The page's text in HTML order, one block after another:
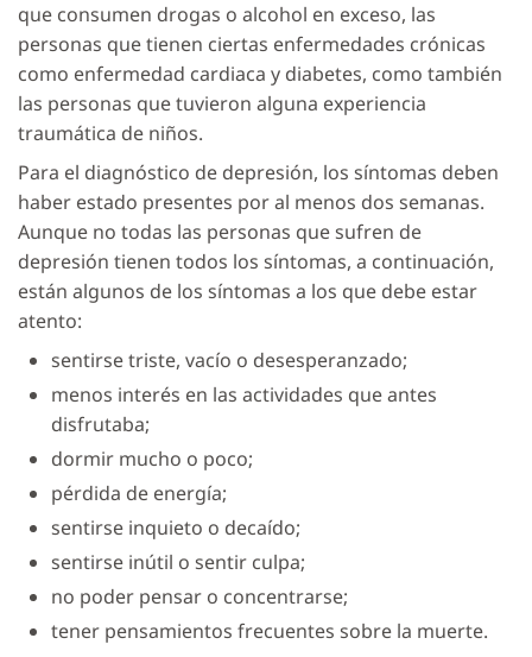
que consumen drogas o alcohol en exceso, las
personas que tienen ciertas enfermedades crónicas
como enfermedad cardiaca y diabetes, como también
las personas que tuvieron alguna experiencia
traumática de niños.
Para el diagnóstico de depresión, los síntomas deben
haber estado presentes por al menos dos semanas.
Aunque no todas las personas que sufren de
depresión tienen todos los síntomas, a continuación,
están algunos de los síntomas a los que debe estar
atento:
sentirse triste, vacío o desesperanzado;
menos interés en las actividades que antes
disfrutaba;
dormir mucho o poco;
pérdida de energía;
sentirse inquieto o decaído;
sentirse inútil o sentir culpa;
no poder pensar o concentrarse;
tener pensamientos frecuentes sobre la muerte.